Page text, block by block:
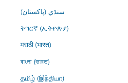
سنڌي (پاکستان)
ትግርኛ (ኢትዮጵያ)
मराठी (भारत)
বাংলা (ভারত)
தமிழ் (இந்தியா)